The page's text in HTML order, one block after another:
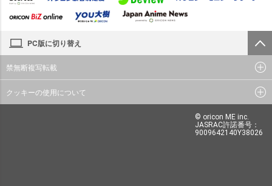
PC版に切り替え
禁無断複写転載
クッキーの使用について
© oricon ME inc.
JASRAC許諾番号：
9009642140Y38026